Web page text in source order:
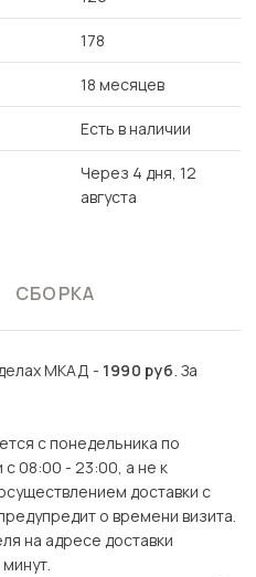
178
18 месяцев
Есть в наличии
Через 4 дня, 12
августа
СБОРКА
МКАД - 1990 руб. За
с понедельника по
с 08:00 - 23:00, а не к
доставки с
о времени визита.
на адресе доставки